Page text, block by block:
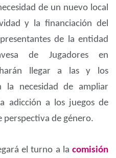
de un nuevo local
y la financiación del
de la entidad
de Jugadores en
harán llegar a las y los
la necesidad de ampliar
adicción a los juegos de
perspectiva de género.
el turno a la comisión